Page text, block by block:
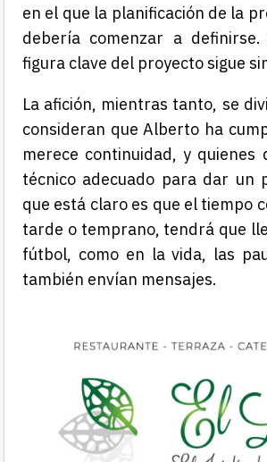
en el que la planificación de la
debería comenzar a
figura clave del proyecto sigue
La afición, mientras tanto, se
consideran que Alberto ha
merece continuidad, y quienes
técnico adecuado para dar un
que está claro es que el tiempo
tarde o temprano, tendrá que
fútbol, como en la vida, las
también envían mensajes.